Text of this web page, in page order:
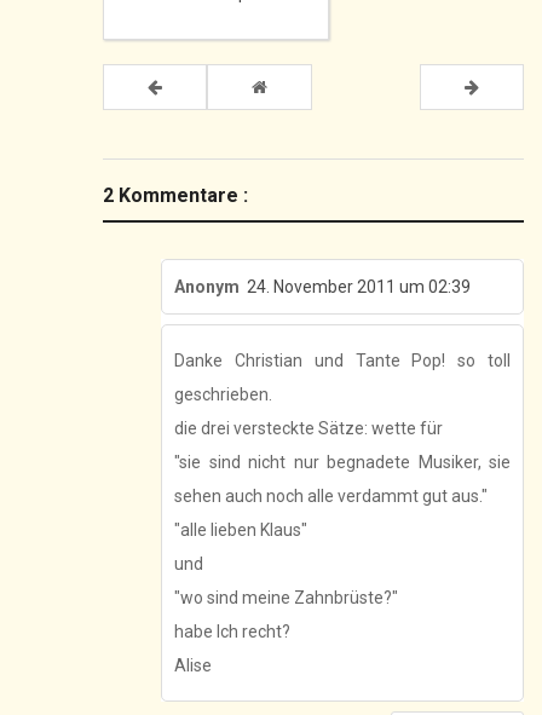
2 Kommentare :
Anonym 24. November 2011 um 02:39
Danke Christian und Tante Pop! so toll
geschrieben.
die drei versteckte Sätze: wette für
"sie sind nicht nur begnadete Musiker, sie
sehen auch noch alle verdammt gut aus."
"alle lieben Klaus"
und
"wo sind meine Zahnbrüste?"
habe Ich recht?
Alise